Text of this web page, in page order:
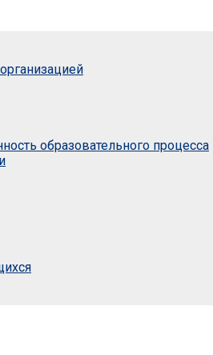
образовательного процесса